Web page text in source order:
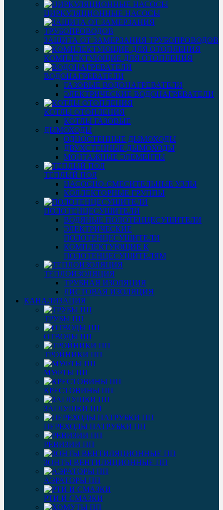
ЦИРКУЛЯЦИОННЫЕ НАСОСЫ
ЗАЩИТА ОТ ЗАМЕРЗАНИЯ ТРУБОПРОВОДОВ
КОМПЛЕКТУЮЩИЕ ДЛЯ ОТОПЛЕНИЯ
ВОДОНАГРЕВАТЕЛИ
ГАЗОВЫЕ ВОДОНАГРЕВАТЕЛИ
ЭЛЕКТРИЧЕСКИЕ ВОДОНАГРЕВАТЕЛИ
КОТЛЫ ОТОПЛЕНИЯ
КОТЛЫ ГАЗОВЫЕ
ДЫМОХОДЫ
ОДНОСТЕННЫЕ ДЫМОХОДЫ
ДВУХСТЕННЫЕ ДЫМОХОДЫ
МОНТАЖНЫЕ ЭЛЕМЕНТЫ
ТЕПЛЫЙ ПОЛ
НАСОСНО-СМЕСИТЕЛЬНЫЕ УЗЛЫ
КОЛЛЕКТОРНЫЕ ГРУППЫ
ПОЛОТЕНЦЕСУШИТЕЛИ
ВОДЯНЫЕ ПОЛОТЕНЦЕСУШИТЕЛИ
ЭЛЕКТРИЧЕСКИЕ
ПОЛОТЕНЦЕСУШИТЕЛИ
КОМПЛЕКТУЮЩИЕ К
ПОЛОТЕНЦЕСУШИТЕЛЯМ
ТЕПЛОИЗОЛЯЦИЯ
ТРУБНАЯ ИЗОЛЯЦИЯ
ЛИСТОВАЯ ИЗОЛЯЦИЯ
КАНАЛИЗАЦИЯ
ТРУБЫ ПП
ОТВОДЫ ПП
ТРОЙНИКИ ПП
МУФТЫ ПП
КРЕСТОВИНЫ ПП
ЗАГЛУШКИ ПП
ПЕРЕХОДЫ ПАТРУБКИ ПП
РЕВИЗИИ ПП
ЗОНТЫ ВЕНТИЛЯЦИОННЫЕ ПП
АЭРАТОРЫ ПП
РТИ И СМАЗКИ